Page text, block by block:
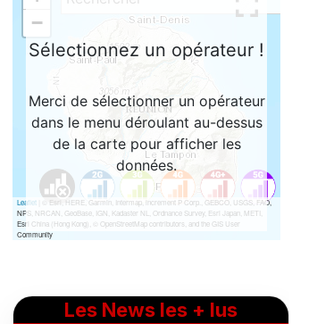
Les News les + lus